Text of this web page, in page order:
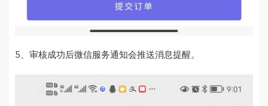
5、审核成功后微信服务通知会推送消息提醒。